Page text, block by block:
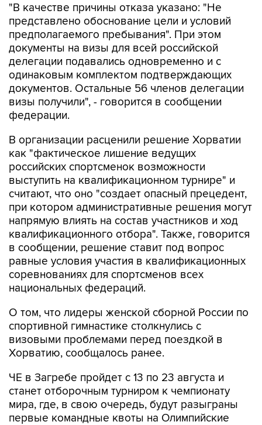
"В качестве причины отказа указано: "Не
представлено обоснование цели и условий
предполагаемого пребывания". При этом
документы на визы для всей российской
делегации подавались одновременно и с
одинаковым комплектом подтверждающих
документов. Остальные 56 членов делегации
визы получили", - говорится в сообщении
федерации.
В организации расценили решение Хорватии
как "фактическое лишение ведущих
российских спортсменок возможности
выступить на квалификационном турнире" и
считают, что оно "создает опасный прецедент,
при котором административные решения могут
напрямую влиять на состав участников и ход
квалификационного отбора". Также, говорится
в сообщении, решение ставит под вопрос
равные условия участия в квалификационных
соревнованиях для спортсменов всех
национальных федераций.
О том, что лидеры женской сборной России по
спортивной гимнастике столкнулись с
визовыми проблемами перед поездкой в
Хорватию, сообщалось ранее.
ЧЕ в Загребе пройдет с 13 по 23 августа и
станет отборочным турниром к чемпионату
мира, где, в свою очередь, будут разыграны
первые командные квоты на Олимпийские